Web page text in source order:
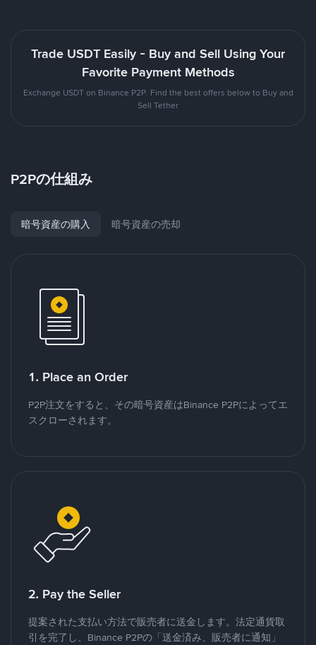
Trade USDT Easily - Buy and Sell Using Your
Favorite Payment Methods
Exchange USDT on Binance P2P. Find the best offers below to Buy and
Sell Tether
P2Pの仕組み
暗号資産の購入 暗号資産の売却
1. Place an Order
P2P注文をすると、その暗号資産はBinance P2Pによってエ
スクローされます。
2. Pay the Seller
提案された支払い方法で販売者に送金します。法定通貨取
引を完了し、Binance P2Pの「送金済み、販売者に通知」